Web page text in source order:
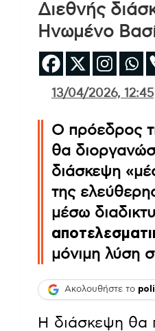
Διεθνής
Ηνωμένο
13/04/2026, 12:45
Ο πρόεδρος
θα
διάσκεψη
της
μέσω
μόνιμη λύση
Ακολουθήστε το
Η διάσκεψη θα